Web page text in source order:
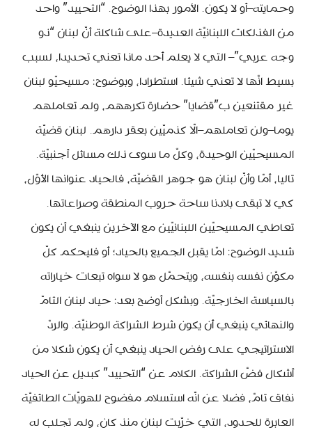
وحمايته–أو لا يكون. الأمور بهذا الوضوح. “التحييد” واحد
من الفذلكات اللبنانيّة العديدة–على شاكلة أنّ لبنان “ذو
وجه عربي”– التي لا يعلم أحد ماذا تعني تحديدا، لسبب
بسيط انّها لا تعني شيئا. استطرادا، وبوضوح: مسيحيّو لبنان
غير مقتنعين ب”قضايا” حضارة تكرههم، ولم تعاملهم
يوما–ولن تعاملهم–الّا كذميّين بعقر دارهم. لبنان قضيّة
المسيحيّين الوحيدة، وكلّ ما سوى ذلك مسائل أجنبيّة.
تاليا، أمّا وأنّ لبنان هو جوهر القضيّة، فالحياد عنوانها الأوّل،
كي لا تبقى بلادنا ساحة حروب المنطقة وصراعاتها.
تعاطي المسيحيّين اللبنانيّين مع الآخرين ينبغي أن يكون
شديد الوضوح: امّا يقبل الجميع بالحياد؛ أو فليحكم كلّ
مكوّن نفسه بنفسه، ويتحمّل هو لا سواه تبعات خياراته
بالسياسة الخارجيّة. وبشكل أوضح بعد: حياد لبنان التامّ
والنهائي ينبغي أن يكون شرط الشراكة الوطنيّة. والردّ
الاستراتيجي على رفض الحياد ينبغي أن يكون شكلا من
أشكال فضّ الشراكة. الكلام عن “التحييد” كبديل عن الحياد
نفاق تامّ، فضلا عن انّه استسلام مفضوح للهويّات الطائفيّة
العابرة للحدود، التي خرّبت لبنان منذ كان، ولم تجلب له